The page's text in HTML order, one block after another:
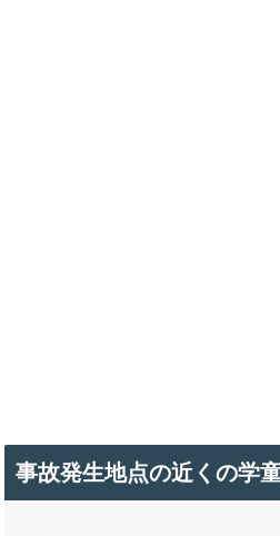
事故発生地点の近くの学